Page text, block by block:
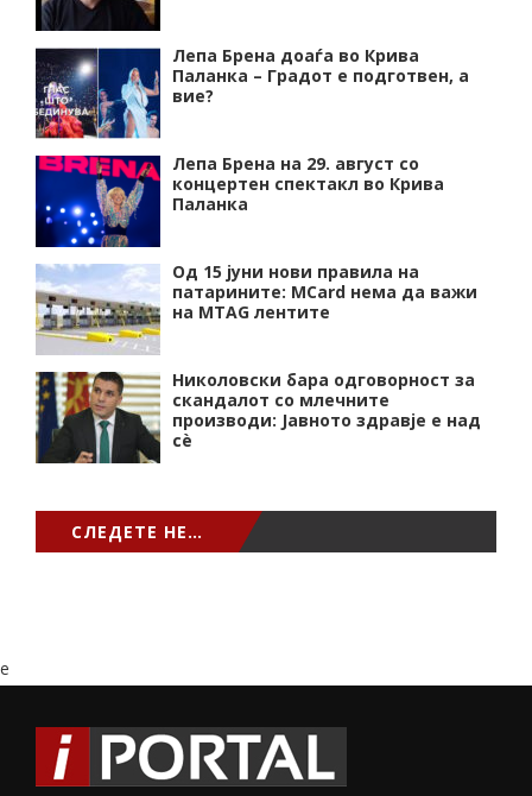
Лепа Брена доаѓа во Крива
Паланка – Градот е подготвен, а
вие?
Лепа Брена на 29. август со
концертен спектакл во Крива
Паланка
Од 15 јуни нови правила на
патарините: MCard нема да важи
на MTAG лентите
Николовски бара одговорност за
скандалот со млечните
производи: Јавното здравје е над
сѐ
СЛЕДЕТЕ НЕ…
e